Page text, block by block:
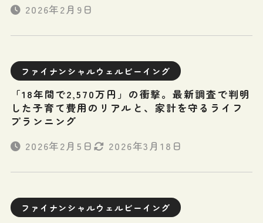
2026年2月9日
ファイナンシャルウェルビーイング
「18年間で2,570万円」の衝撃。最新調査で判明
した子育て費用のリアルと、家計を守るライフ
プランニング
2026年2月5日
2026年3月18日
ファイナンシャルウェルビーイング